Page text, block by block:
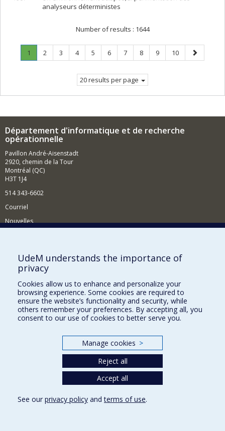
analyseurs déterministes
Number of results : 1644
Page
1
Current
Page
2 Page
3 Page
4 Page
5 Page
6 Page
7 Page
8 Page
9 Page
10
Next
page
20 results per page
Département d'informatique et de recherche
opérationnelle
Pavillon André-Aisenstadt
2920, chemin de la Tour
Montréal (QC)
H3T 1J4
514 343-6602
Courriel
Nouvelles
Comment soutenir le Département?
BESOIN D'AIDE?
Plan du site
Signaler une erreur
Accessibilité
Nos départements et écoles
UdeM understands the importance of
privacy
Cookies allow us to enhance and personalize your
browsing experience. Some cookies are required to
ensure the website’s functionality and security, while
others remember your preferences. By accepting all, you
consent to our use of cookies to better serve you.
Manage cookies >
Reject all
Accept all
See our privacy policy andterms of use.